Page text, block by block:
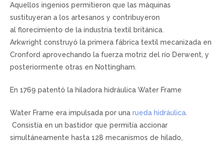
Aquellos ingenios permitieron que las máquinas
sustituyeran a los artesanos y contribuyeron
al florecimiento de la industria textil británica.
Arkwright construyó la primera fábrica textil mecanizada en
Cronford aprovechando la fuerza motriz del río Derwent, y
posteriormente otras en Nottingham.
En 1769 patentó la hiladora hidráulica Water Frame
Water Frame era impulsada por una rueda hidráulica.
Consistía en un bastidor que permitía accionar
simultáneamente hasta 128 mecanismos de hilado,